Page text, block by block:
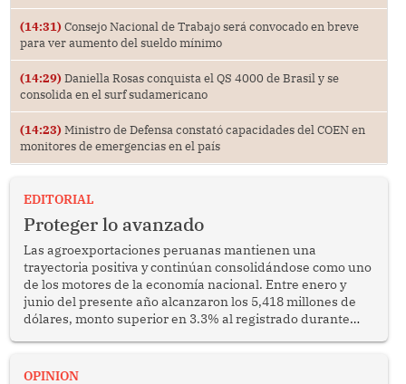
(14:31) Consejo Nacional de Trabajo será convocado en breve
para ver aumento del sueldo mínimo
(14:29) Daniella Rosas conquista el QS 4000 de Brasil y se
consolida en el surf sudamericano
(14:23) Ministro de Defensa constató capacidades del COEN en
monitores de emergencias en el país
EDITORIAL
Proteger lo avanzado
Las agroexportaciones peruanas mantienen una
trayectoria positiva y continúan consolidándose como uno
de los motores de la economía nacional. Entre enero y
junio del presente año alcanzaron los 5,418 millones de
dólares, monto superior en 3.3% al registrado durante
competir en los mercados internacionales y generar
OPINION